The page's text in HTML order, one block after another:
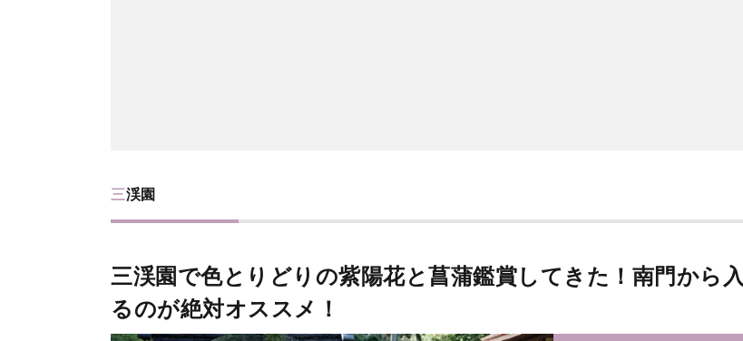
三渓園
三渓園で色とりどりの紫陽花と菖蒲鑑賞してきた！南門から入
るのが絶対オススメ！